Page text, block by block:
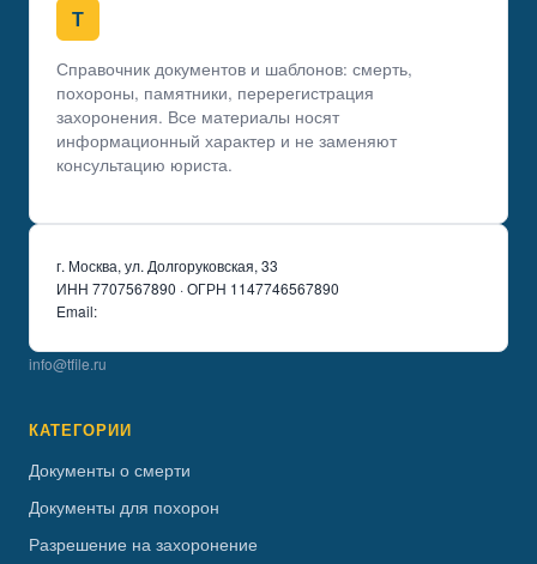
Т
Справочник документов и шаблонов: смерть,
похороны, памятники, перерегистрация
захоронения. Все материалы носят
информационный характер и не заменяют
консультацию юриста.
г. Москва, ул. Долгоруковская, 33
ИНН 7707567890 · ОГРН 1147746567890
Email:
info@tfile.ru
КАТЕГОРИИ
Документы о смерти
Документы для похорон
Разрешение на захоронение